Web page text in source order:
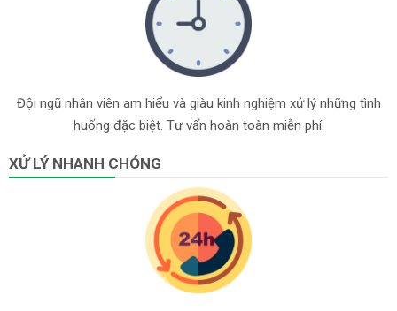
Đội ngũ nhân viên am hiểu và giàu kinh nghiệm xử lý những tình
huống đặc biệt. Tư vấn hoàn toàn miễn phí.
XỬ LÝ NHANH CHÓNG